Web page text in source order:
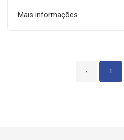
Mais informações
‹ 1